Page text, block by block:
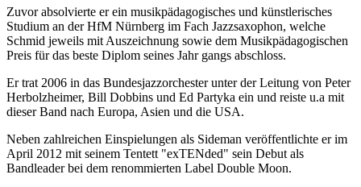
Zuvor absolvierte er ein musikpädagogisches und künstlerisches
Studium an der HfM Nürnberg im Fach Jazzsaxophon, welche
Schmid jeweils mit Auszeichnung sowie dem Musikpädagogischen
Preis für das beste Diplom seines Jahr gangs abschloss.
Er trat 2006 in das Bundesjazzorchester unter der Leitung von Peter
Herbolzheimer, Bill Dobbins und Ed Partyka ein und reiste u.a mit
dieser Band nach Europa, Asien und die USA.
Neben zahlreichen Einspielungen als Sideman veröffentlichte er im
April 2012 mit seinem Tentett "exTENded" sein Debut als
Bandleader bei dem renommierten Label Double Moon.